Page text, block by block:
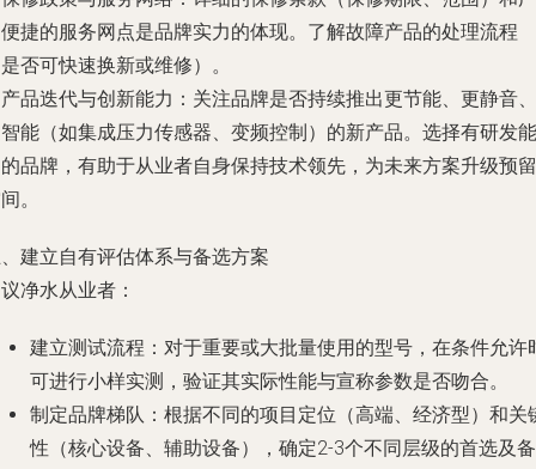
捷的服务网点是品牌实力的体现。了解故障产品的处理流程
否可快速换新或维修）。
产品迭代与创新能力 ：关注品牌是否持续推出更节能、更静音、
能（如集成压力传感器、变频控制）的新产品。选择有研发能
品牌，有助于从业者自身保持技术领先，为未来方案升级预留
。
建立自有评估体系与备选方案
净水从业者：
建立测试流程 ：对于重要或大批量使用的型号，在条件允许
可进行小样实测，验证其实际性能与宣称参数是否吻合。
制定品牌梯队 ：根据不同的项目定位（高端、经济型）和关
性（核心设备、辅助设备），确定2-3个不同层级的首选及备